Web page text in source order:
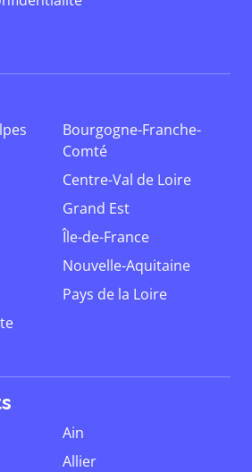
Bourgogne-Franche-
Comté
Centre-Val de Loire
Grand Est
Île-de-France
Nouvelle-Aquitaine
Pays de la Loire
Ain
Allier